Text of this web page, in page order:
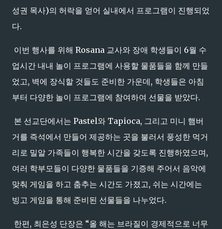
성권 목사)의 허락을 얻어 실내에서 프로그램이 진행되었
다.
이번 행사를 위해 Rosana 교사와 장애 학생들이 6월 수
업시간 내내 놀이 프로그램에 사용할 물품들을 함께 만들
었고, 벽에 장식할 것들도 준비한 가운데, 학생들은 아침
부터 다양한 놀이 프로그램에 참여하여 선물을 받았다.
본 선교단에서는 Pastel와 Tapioca, 그리고 미니 햄버
거를 즉석에서 만들어 제공하는 곳을 불러서 풍성한 먹거
리로 밀알 가족들이 행복한 시간을 갖도록 진행하였으며,
여러 학부모들이 다양한 물품들을 기증해 주어서 음악에
맞춰 게임을 하고 춤추는 시간도 가졌고, 쉬는 시간에는
빙고 게임을 통해 준비된 선물들을 나누었다.
한편, 최은성 단장은 “올 해는 브라질이 경제적으로 너무